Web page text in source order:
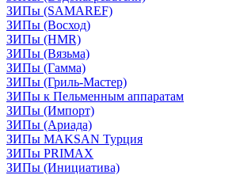
ЗИПы (SAMAREF)
ЗИПы (Восход)
ЗИПы (HMR)
ЗИПы (Вязьма)
ЗИПы (Гамма)
ЗИПы (Гриль-Мастер)
ЗИПы к Пельменным аппаратам
ЗИПы (Импорт)
ЗИПы (Ариада)
ЗИПы MAKSAN Турция
ЗИПы PRIMAX
ЗИПы (Инициатива)